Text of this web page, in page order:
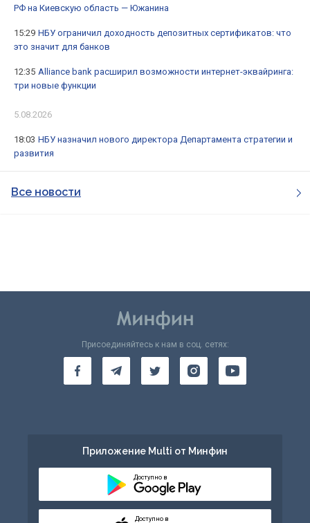
РФ на Киевскую область — Южанина
15:29 НБУ ограничил доходность депозитных сертификатов: что
это значит для банков
12:35 Alliance bank расширил возможности интернет-эквайринга:
три новые функции
5.08.2026
18:03 НБУ назначил нового директора Департамента стратегии и
развития
Все новости
Присоединяйтесь к нам в соц. сетях:
Приложение Multi от Минфин
Доступно в
Доступно в